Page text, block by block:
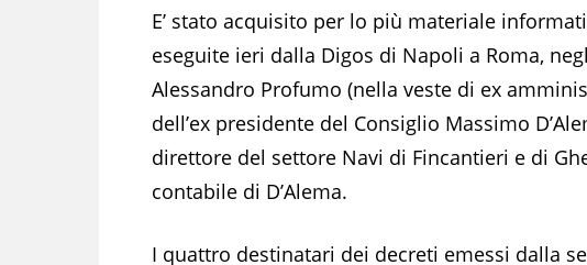
E’ stato acquisito per lo più materiale
eseguite ieri dalla Digos di Napoli a Roma,
Alessandro Profumo (nella veste di ex
dell’ex presidente del Consiglio Massimo
direttore del settore Navi di Fincantieri e di
contabile di D’Alema.
I quattro destinatari dei decreti emessi dalla